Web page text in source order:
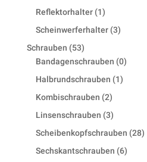
product
Reflektorhalter 11
product
Scheinwerferhalter 33
Schrauben 5353
products
Bandagenschrauben 00
Halbrundschrauben 11
Kombischrauben 22
products
Linsenschrauben 33
products
Scheibenkopfschrauben 2828
Sechskantschrauben 66